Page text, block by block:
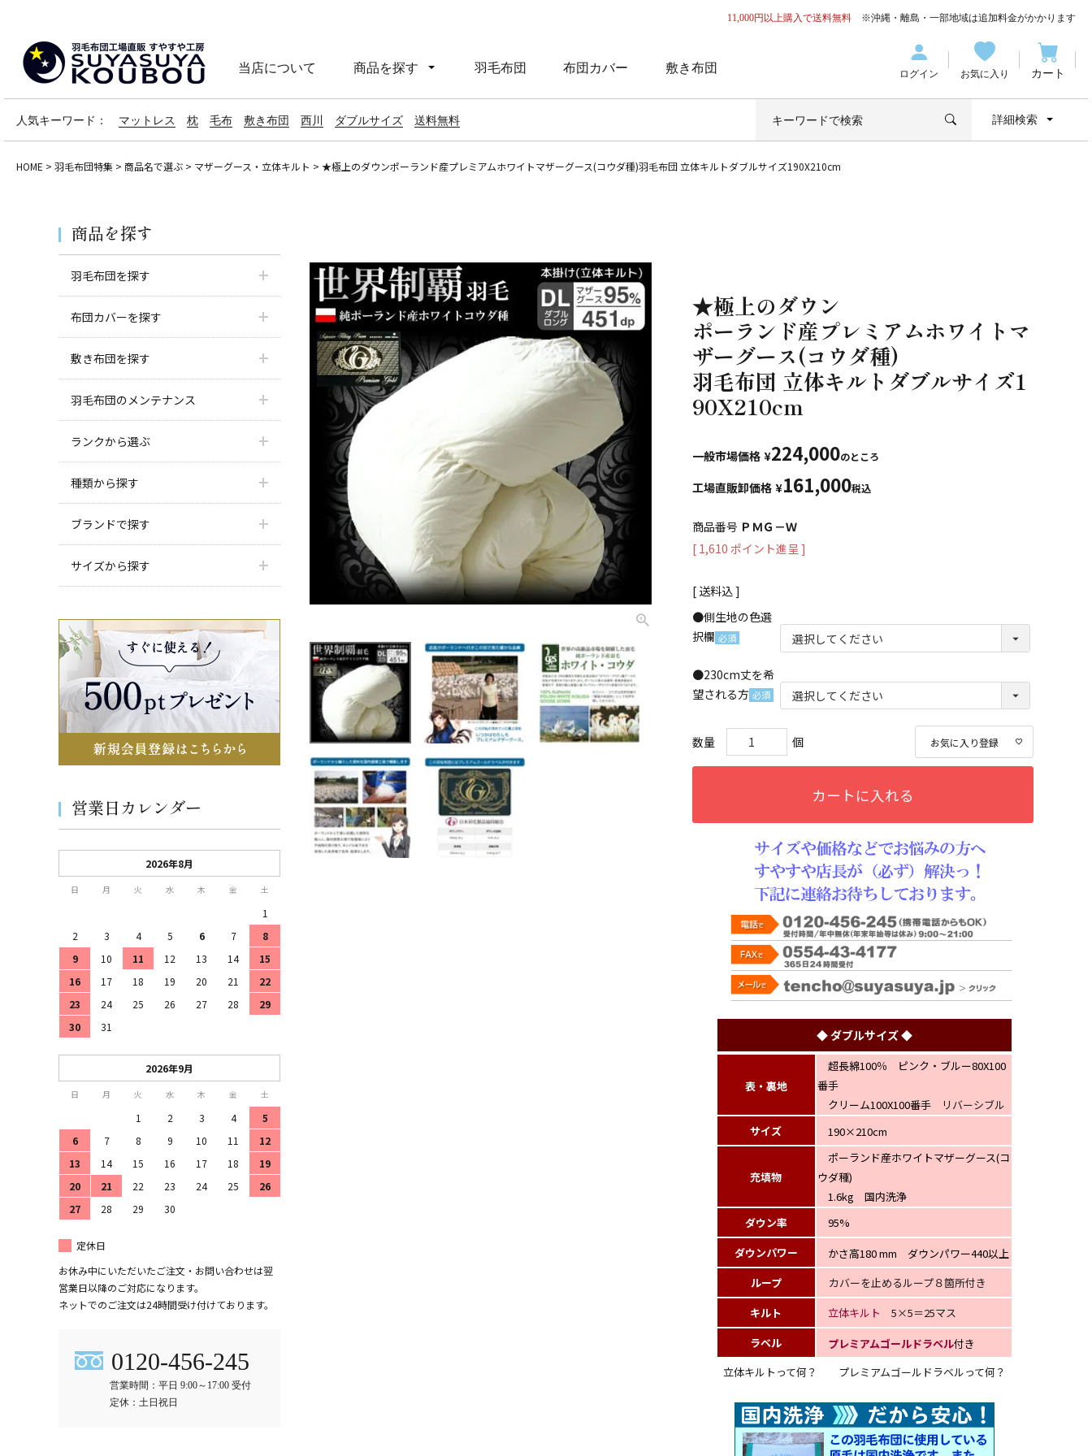
11,000円以上購入で送料無料 ※沖縄・離島・一部地域は追加料金がかかります
当店について 商品を探す 羽毛布団 布団カバー 敷き布団 ログイン お気に入り カート
人気キーワード： マットレス 枕 毛布 敷き布団 西川 ダブルサイズ 送料無料 詳細検索
HOME 羽毛布団特集 商品名で選ぶ マザーグース・立体キルト ★極上のダウンポーランド産プレミアムホワイトマザーグース(コウダ種)羽毛布団 立体キルトダブルサイズ190X210cm
商品を探す
羽毛布団を探す
布団カバーを探す
敷き布団を探す
羽毛布団のメンテナンス
ランクから選ぶ
種類から探す
ブランドで探す
サイズから探す
営業日カレンダー
2026年8月
日 月 火 水 木 金 土
1
2
3 4 5 6 7
8
9
10 11 12 13 14
15
16
17 18 19 20 21
22
23
24 25 26 27 28
29
30
31
2026年9月
日 月 火 水 木 金 土
1 2 3 4
5
6
7 8 9 10 11
12
13
14 15 16 17 18
19
20
21 22 23 24 25
26
27
28 29 30
定休日
お休み中にいただいたご注文・お問い合わせは翌
営業日以降のご対応になります。
ネットでのご注文は24時間受け付けております。
0120-456-245
営業時間：平日 9:00～17:00 受付
定休：土日祝日
★極上のダウン
ポーランド産プレミアムホワイトマ
ザーグース(コウダ種)
羽毛布団 立体キルトダブルサイズ1
90X210cm
一般市場価格 ¥224,000のところ
工場直販卸価格 ¥161,000税込
商品番号 ＰＭＧ－Ｗ
[ 1,610 ポイント進呈 ]
送料込
●側生地の色選
択欄
須)
●230cm丈を希
望される方
須)
お気に入り登録
カートに入れる
◆ ダブルサイズ ◆
表・裏地
超長綿100％ ピンク・ブルー80X100
番手
クリーム100X100番手リバーシブル
サイズ
190×210cm
充填物
ポーランド産ホワイトマザーグース(コ
ウダ種)
1.6kg 国内洗浄
ダウン率
95%
ダウンパワー
かさ高180 mm ダウンパワー440以上
ループ
カバーを止めるループ８箇所付き
キルト
立体キルト 5×5＝25マス
ラベル
プレミアムゴールドラベル付き
立体キルトって何？
プレミアムゴールドラベルって何？